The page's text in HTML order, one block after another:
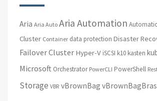
Aria Aria Auto Aria Automation
Cluster Container data protection Disaster
Failover Cluster Hyper-V iSCSI k10 kasten
Microsoft Orchestrator PowerCLI PowerShell
Storage VBR vBrownBag